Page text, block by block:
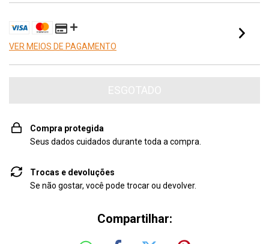
VER MEIOS DE PAGAMENTO
Compra protegida
Seus dados cuidados durante toda a compra.
Trocas e devoluções
Se não gostar, você pode trocar ou devolver.
Compartilhar: